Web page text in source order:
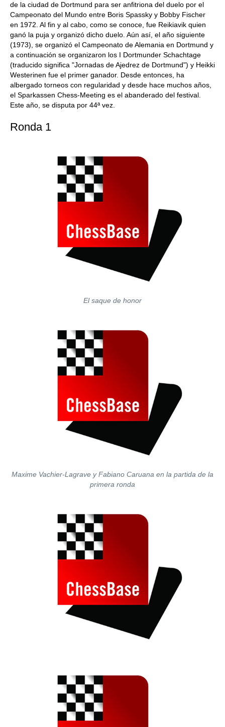
de la ciudad de Dortmund para ser anfitriona del duelo por el
Campeonato del Mundo entre Boris Spassky y Bobby Fischer
en 1972. Al fin y al cabo, como se conoce, fue Reikiavik quien
ganó la puja y organizó dicho duelo. Aún así, el año siguiente
(1973), se organizó el Campeonato de Alemania en Dortmund y
a continuación se organizaron los I Dortmunder Schachtage
(traducido significa "Jornadas de Ajedrez de Dortmund") y Heikki
Westerinen fue el primer ganador. Desde entonces, ha
albergado torneos con regularidad y desde hace muchos años,
el Sparkassen Chess-Meeting es el abanderado del festival.
Este año, se disputa por 44ª vez.
Ronda 1
El saque de honor
Maxime Vachier-Lagrave y Fabiano Caruana en la partida de la
primera ronda